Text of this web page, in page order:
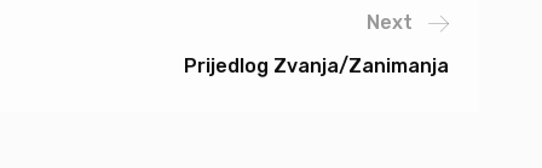
Next
Prijedlog Zvanja/zanimanja